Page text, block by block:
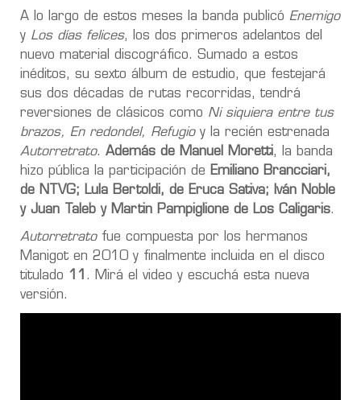
A lo largo de estos meses la banda publicó Enemigo
y Los días felices, los dos primeros adelantos del
nuevo material discográfico. Sumado a estos
inéditos, su sexto álbum de estudio, que festejará
sus dos décadas de rutas recorridas, tendrá
reversiones de clásicos como Ni siquiera entre tus
brazos, En redondel, Refugioy la recién estrenada
Autorretrato. Además de Manuel Moretti, la banda
hizo pública la participación de Emiliano Brancciari,
de NTVG; Lula Bertoldi, de Eruca Sativa; Iván Noble
y Juan Taleb y Martin Pampiglione de Los Caligaris.
Autorretratofue compuesta por los hermanos
Manigot en 2010 y finalmente incluida en el disco
titulado 11 . Mirá el video y escuchá esta nueva
versión.